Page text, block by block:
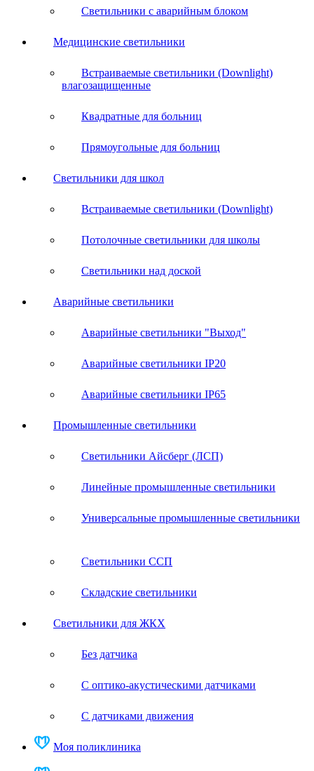
Светильники с аварийным блоком
Медицинские светильники
Встраиваемые светильники (Downlight)
влагозащищенные
Квадратные для больниц
Прямоугольные для больниц
Светильники для школ
Встраиваемые светильники (Downlight)
Потолочные светильники для школы
Светильники над доской
Аварийные светильники
Аварийные светильники "Выход"
Аварийные светильники IP20
Аварийные светильники IP65
Промышленные светильники
Светильники Айсберг (ЛСП)
Линейные промышленные светильники
Универсальные промышленные светильники
Светильники ССП
Складские светильники
Светильники для ЖКХ
Без датчика
С оптико-акустическими датчиками
С датчиками движения
Моя поликлиника